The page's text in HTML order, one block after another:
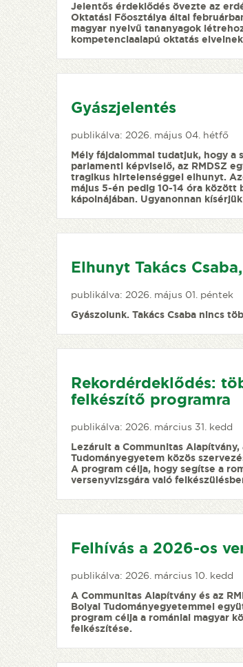
Jelentős érdeklődés övezte az
Oktatási Főosztálya által
magyar nyelvű tananyagok
kompetenciaalapú oktatás
Gyászjelentés
publikálva: 2026. május 04. hétfő
Mély fájdalommal tudatjuk, hogy a
parlamenti képviselő, az RMDSZ
tragikus hirtelenséggel elhunyt.
május 5-én pedig 10-14 óra között
kápolnájában. Ugyanonnan
Elhunyt Takács
publikálva: 2026. május 01. péntek
Gyászolunk. Takács Csaba nincs
Rekordérdeklődés:
felkészítő programra
publikálva: 2026. március 31. kedd
Lezárult a Communitas Alapítvány,
Tudományegyetem közös
A program célja, hogy segítse a
versenyvizsgára való
Felhívás a 2026-os
publikálva: 2026. március 10. kedd
A Communitas Alapítvány és az
Bolyai Tudományegyetemmel
program célja a romániai magyar
felkészítése.